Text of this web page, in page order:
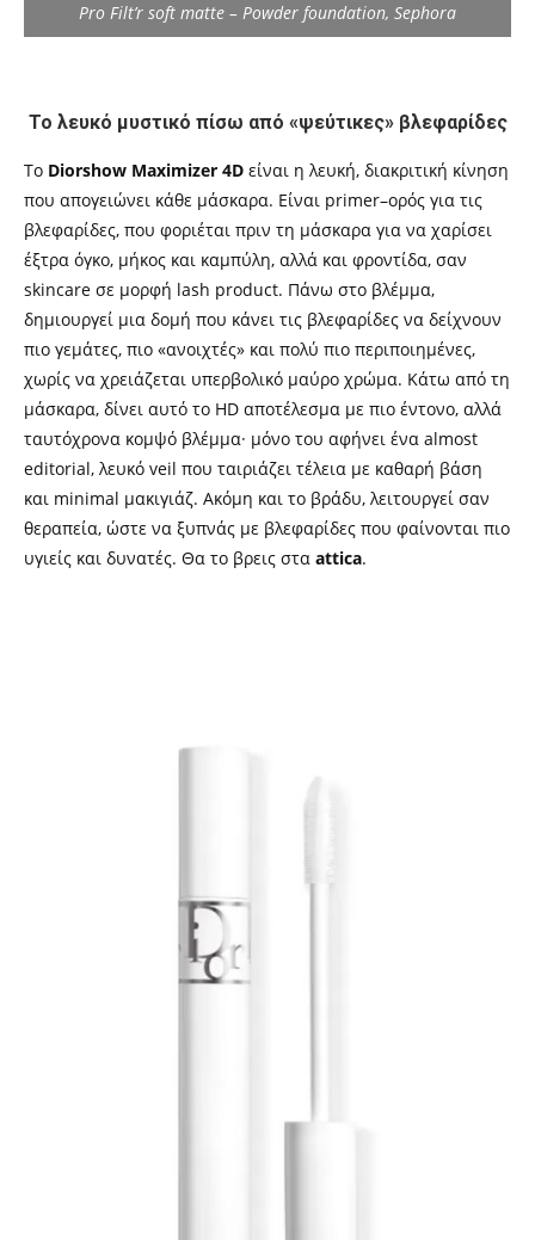
Pro Filt’r soft matte – Powder foundation, Sephora
Το λευκό μυστικό πίσω από «ψεύτικες» βλεφαρίδες
Το Diorshow Maximizer 4D είναι η λευκή, διακριτική κίνηση
που απογειώνει κάθε μάσκαρα. Είναι primer–ορός για τις
βλεφαρίδες, που φοριέται πριν τη μάσκαρα για να χαρίσει
έξτρα όγκο, μήκος και καμπύλη, αλλά και φροντίδα, σαν
skincare σε μορφή lash product. Πάνω στο βλέμμα,
δημιουργεί μια δομή που κάνει τις βλεφαρίδες να δείχνουν
πιο γεμάτες, πιο «ανοιχτές» και πολύ πιο περιποιημένες,
χωρίς να χρειάζεται υπερβολικό μαύρο χρώμα. Κάτω από τη
μάσκαρα, δίνει αυτό το HD αποτέλεσμα με πιο έντονο, αλλά
ταυτόχρονα κομψό βλέμμα· μόνο του αφήνει ένα almost
editorial, λευκό veil που ταιριάζει τέλεια με καθαρή βάση
και minimal μακιγιάζ. Ακόμη και το βράδυ, λειτουργεί σαν
θεραπεία, ώστε να ξυπνάς με βλεφαρίδες που φαίνονται πιο
υγιείς και δυνατές. Θα το βρεις στα attica.